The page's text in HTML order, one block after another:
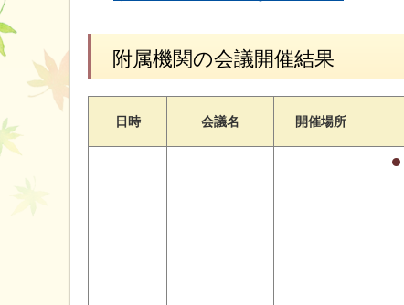
附属機関の会議開催結果
日時 会議名 開催場所